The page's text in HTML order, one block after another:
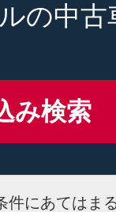
の中古
み検索
件にあてはま